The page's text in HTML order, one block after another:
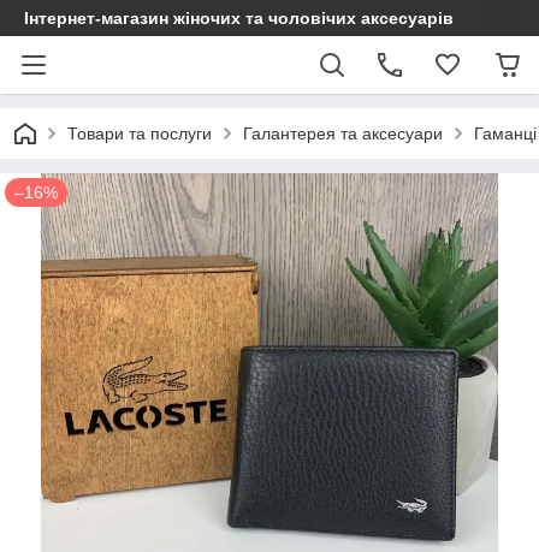
Інтернет-магазин жіночих та чоловічих аксесуарів
Товари та послуги Галантерея та аксесуари
–16%